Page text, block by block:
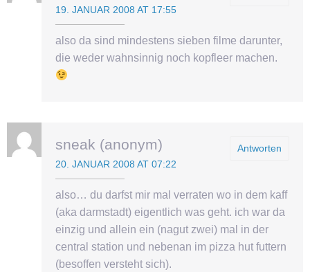
19. JANUAR 2008 AT 17:55
also da sind mindestens sieben filme darunter,
die weder wahnsinnig noch kopfleer machen.
Antworten
sneak (anonym)
20. JANUAR 2008 AT 07:22
also… du darfst mir mal verraten wo in dem kaff
(aka darmstadt) eigentlich was geht. ich war da
einzig und allein ein (nagut zwei) mal in der
central station und nebenan im pizza hut futtern
(besoffen versteht sich).